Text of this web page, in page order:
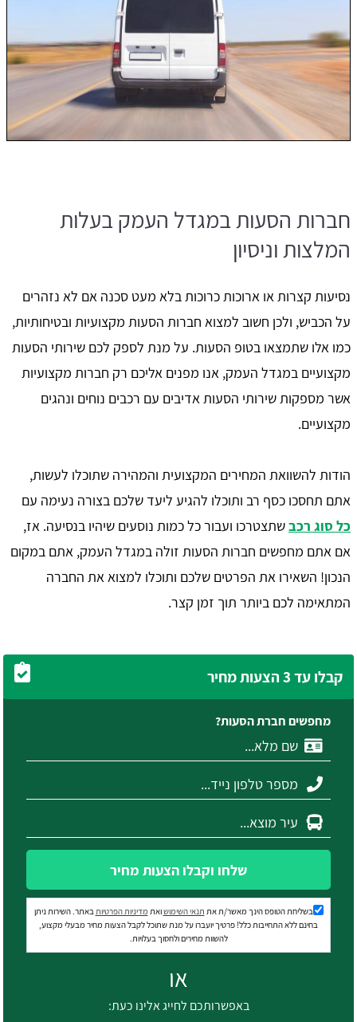
חברות הסעות במגדל העמק בעלות
המלצות וניסיון
נסיעות קצרות או ארוכות כרוכות בלא מעט סכנה אם לא נזהרים
על הכביש, ולכן חשוב למצוא חברות הסעות מקצועיות ובטיחותיות,
כמו אלו שתמצאו בטופ הסעות. על מנת לספק לכם שירותי הסעות
מקצועיים במגדל העמק, אנו מפנים אליכם רק חברות מקצועיות
אשר מספקות שירותי הסעות אדיבים עם רכבים נוחים ונהגים
מקצועיים.
הודות להשוואת המחירים המקצועית והמהירה שתוכלו לעשות,
אתם תחסכו כסף רב ותוכלו להגיע ליעד שלכם בצורה נעימה עם
כל סוג רכבשתצטרכו ועבור כל כמות נוסעים שיהיו בנסיעה. אז,
אם אתם מחפשים חברות הסעות זולה במגדל העמק, אתם במקום
הנכון! השאירו את הפרטים שלכם ותוכלו למצוא את החברה
המתאימה לכם ביותר תוך זמן קצר.
קבלו עד 3 הצעות מחיר
מחפשים חברת הסעות?
שלחו וקבלו הצעות מחיר
בשליחת הטופס הינך מאשר/ת את תנאי השימושואת מדיניות הפרטיותבאתר. השירות ניתן
בחינם ללא התחייבות כלל! פרטיך יועברו על מנת שתוכל לקבל הצעות מחיר מבעלי מקצוע,
להשוות מחירים ולחסוך בעלויות.
או
באפשרותכם לחייג אלינו כעת: